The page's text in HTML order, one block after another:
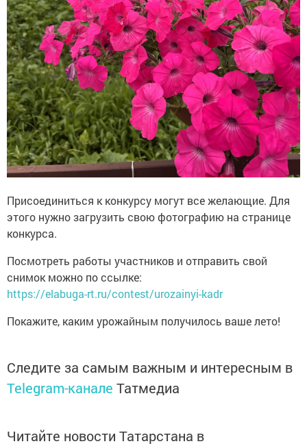
Присоединиться к конкурсу могут все желающие. Для
этого нужно загрузить свою фотографию на странице
конкурса.
Посмотреть работы участников и отправить свой
снимок можно по ссылке:
https://elabuga-rt.ru/contest/urozainyi-kadr
Покажите, каким урожайным получилось ваше лето!
Следите за самым важным и интересным в
Telegram-канале Татмедиа
Читайте новости Татарстана в